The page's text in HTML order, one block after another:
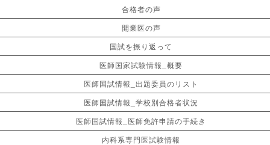
合格者の声
開業医の声
国試を振り返って
医師国家試験情報_概要
医師国試情報_出題委員のリスト
医師国試情報_学校別合格者状況
医師国試情報_医師免許申請の手続き
内科系専門医試験情報